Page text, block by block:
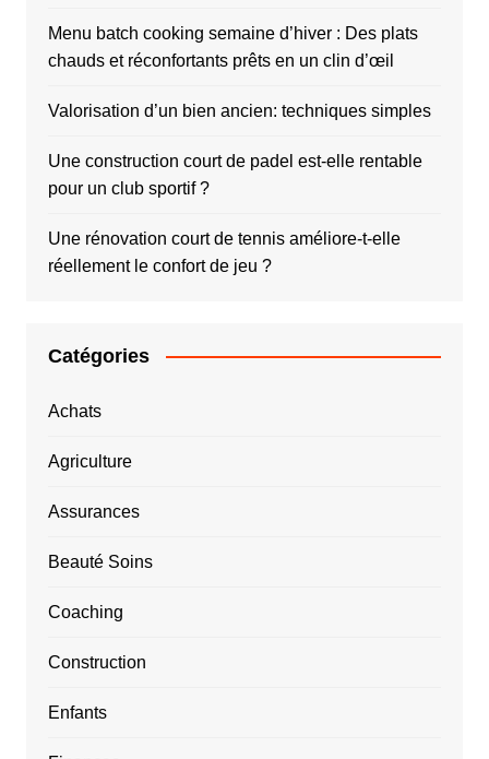
Menu batch cooking semaine d’hiver : Des plats
chauds et réconfortants prêts en un clin d’œil
Valorisation d’un bien ancien: techniques simples
Une construction court de padel est-elle rentable
pour un club sportif ?
Une rénovation court de tennis améliore-t-elle
réellement le confort de jeu ?
Catégories
Achats
Agriculture
Assurances
Beauté Soins
Coaching
Construction
Enfants